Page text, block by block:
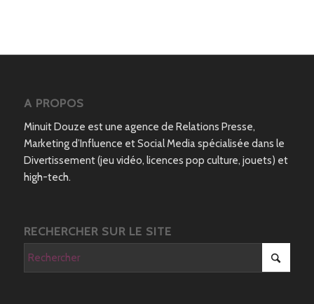
A PROPOS
Minuit Douze est une agence de Relations Presse,
Marketing d’Influence et Social Media spécialisée dans le
Divertissement (jeu vidéo, licences pop culture, jouets) et
high-tech.
RECHERCHER SUR LE SITE